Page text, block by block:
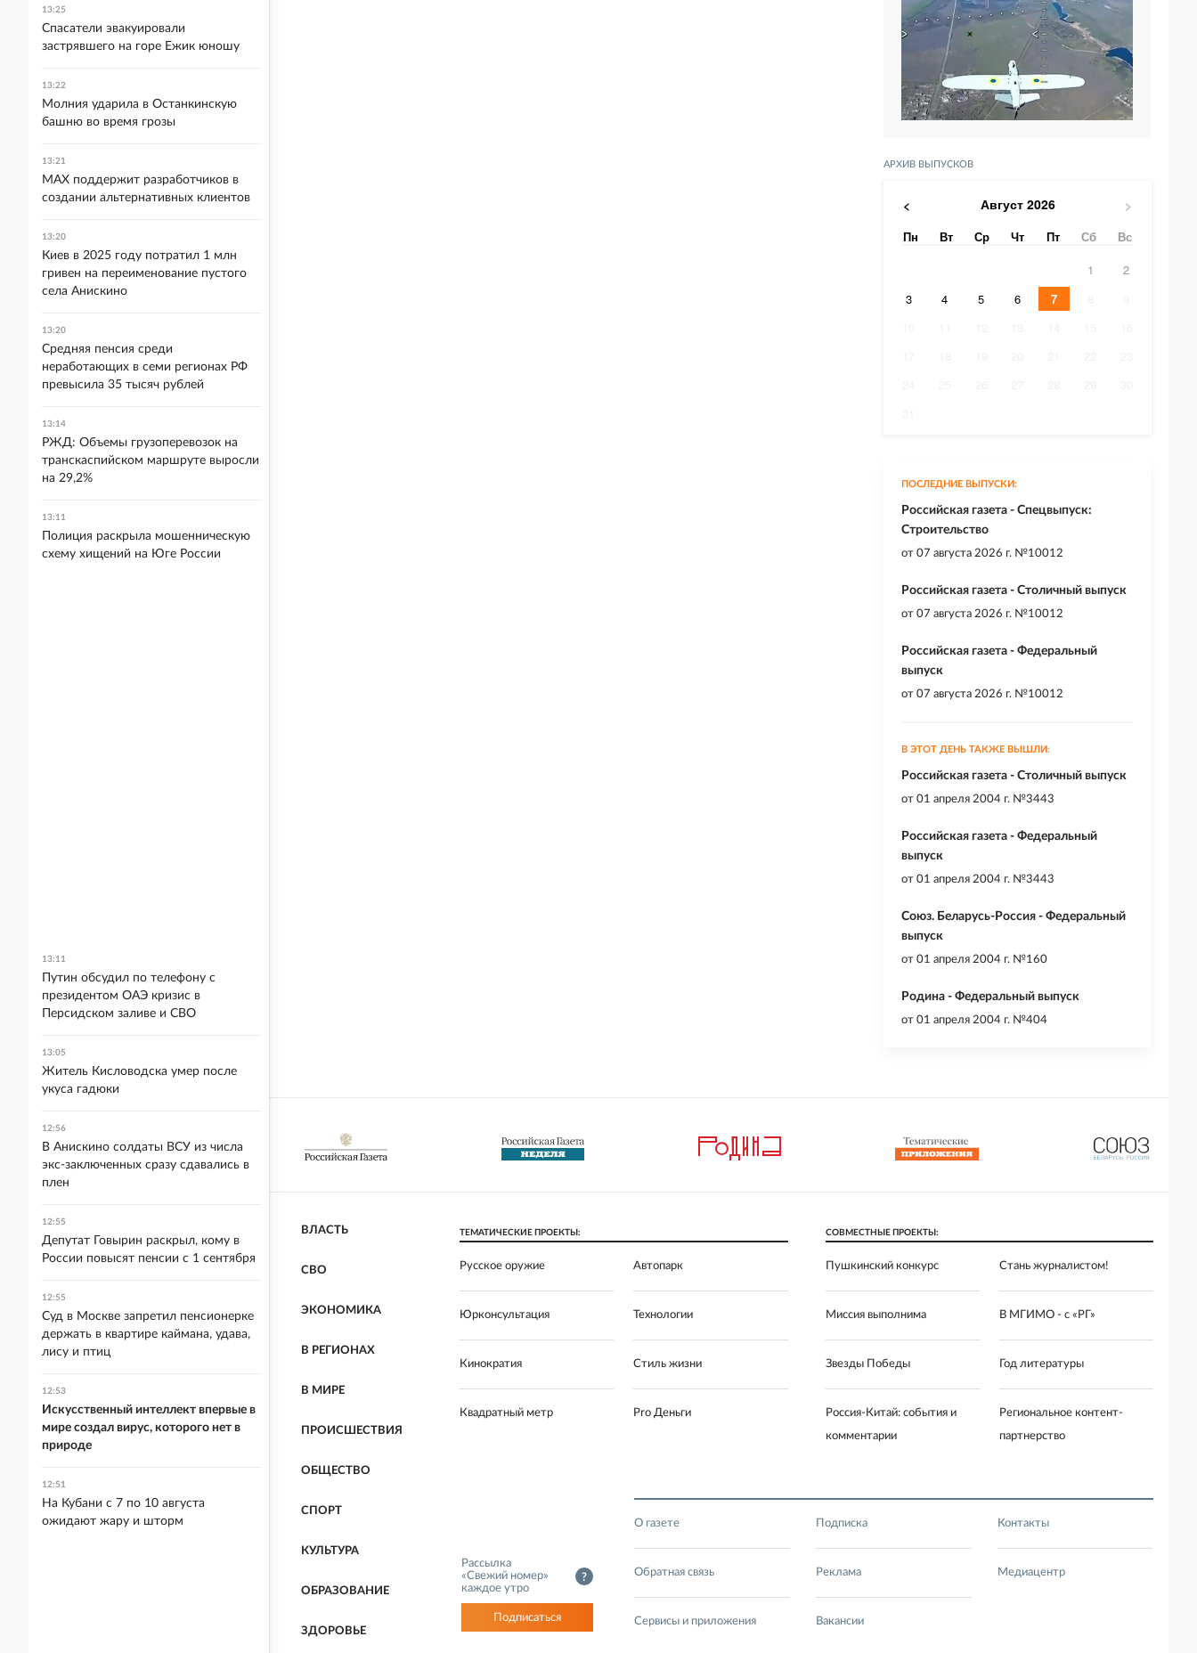
АРХИВ ВЫПУСКОВ
< Август 2026 >
Пн Вт Ср Чт Пт Сб
Вс
1
2
3
4 5 6 7
ПОСЛЕДНИЕ ВЫПУСКИ:
Российская газета - Спецвыпуск:
Строительство
от 07 августа 2026 г. №10012
Российская газета - Столичный выпуск
от 07 августа 2026 г. №10012
Российская газета - Федеральный
выпуск
от 07 августа 2026 г. №10012
В ЭТОТ ДЕНЬ ТАКЖЕ ВЫШЛИ:
Российская газета - Столичный выпуск
от 01 апреля 2004 г. №3443
Российская газета - Федеральный
выпуск
от 01 апреля 2004 г. №3443
Союз. Беларусь-Россия - Федеральный
выпуск
от 01 апреля 2004 г. №160
Родина - Федеральный выпуск
от 01 апреля 2004 г. №404
ВЛАСТЬ
СВО
ЭКОНОМИКА
В РЕГИОНАХ
В МИРЕ
ПРОИСШЕСТВИЯ
ОБЩЕСТВО
СПОРТ
КУЛЬТУРА
ОБРАЗОВАНИЕ
ЗДОРОВЬЕ
ТЕМАТИЧЕСКИЕ ПРОЕКТЫ:
Русское оружие Автопарк
Юрконсультация Технологии
Кинократия Стиль жизни
Квадратный метр Pro Деньги
СОВМЕСТНЫЕ ПРОЕКТЫ:
Пушкинский конкурс Стань журналистом!
Миссия выполнима В МГИМО - с «РГ»
Звезды Победы Год литературы
Россия-Китай: события и
комментарии
Региональное контент-
партнерство
О газете Подписка Контакты
Обратная связь Реклама Медиацентр
Сервисы и приложения Вакансии
Рассылка
«Свежий номер»
каждое утро
?
Подписаться
13:25
Спасатели эвакуировали
застрявшего на горе Ежик юношу
13:22
Молния ударила в Останкинскую
башню во время грозы
13:21
MAX поддержит разработчиков в
создании альтернативных клиентов
13:20
Киев в 2025 году потратил 1 млн
гривен на переименование пустого
села Анискино
13:20
Средняя пенсия среди
неработающих в семи регионах РФ
превысила 35 тысяч рублей
13:14
РЖД: Объемы грузоперевозок на
транскаспийском маршруте выросли
на 29,2%
13:11
Полиция раскрыла мошенническую
схему хищений на Юге России
13:11
Путин обсудил по телефону с
президентом ОАЭ кризис в
Персидском заливе и СВО
13:05
Житель Кисловодска умер после
укуса гадюки
12:56
В Анискино солдаты ВСУ из числа
экс-заключенных сразу сдавались в
плен
12:55
Депутат Говырин раскрыл, кому в
России повысят пенсии с 1 сентября
12:55
Суд в Москве запретил пенсионерке
держать в квартире каймана, удава,
лису и птиц
12:53
Искусственный интеллект впервые в
мире создал вирус, которого нет в
природе
12:51
На Кубани с 7 по 10 августа
ожидают жару и шторм